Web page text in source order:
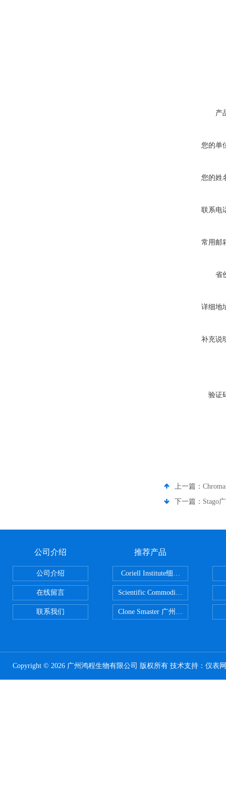
产
您的单
您的姓
联系电
常用邮
省
详细地
补充说
验证
上一篇：
下一篇： Stago
公司介绍
公司介绍
在线留言
联系我们
推荐产品
Scientific CommoditiesPE管 广州
Clone Smaster 广州鸿程代理
Copyright © 2026 广州鸿程生物有限公司 版权所有 技术支持： 仪表网